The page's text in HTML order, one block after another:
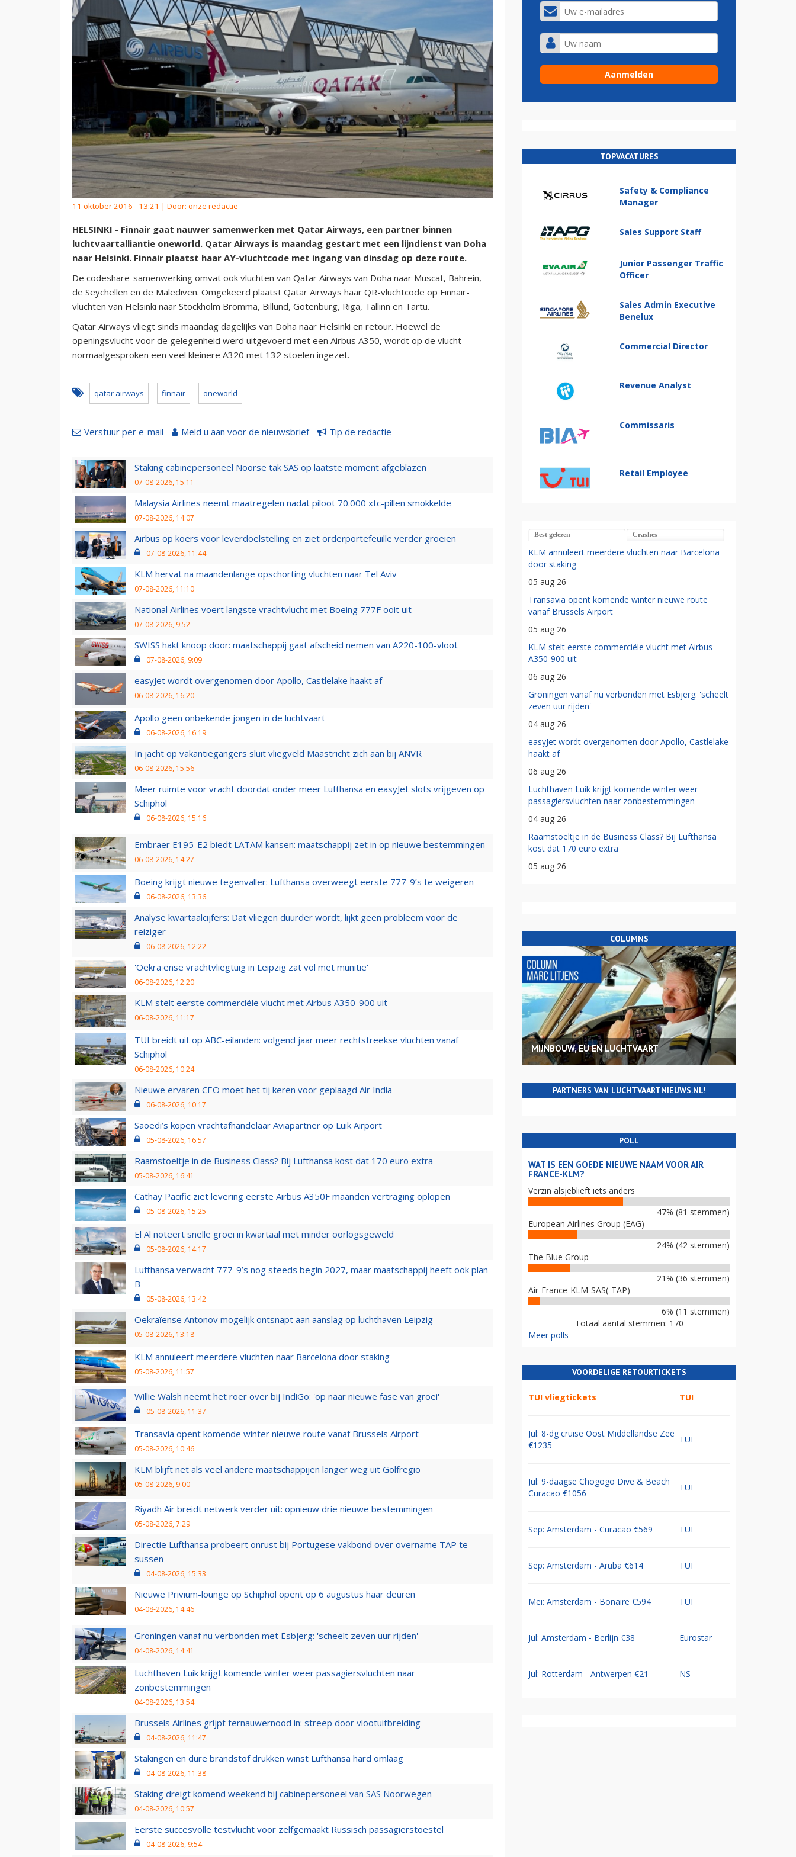
11 oktober 2016 - 13:21 | Door: onze redactie
HELSINKI - Finnair gaat nauwer samenwerken met Qatar Airways, een partner binnen
luchtvaartalliantie oneworld. Qatar Airways is maandag gestart met een lijndienst van Doha
naar Helsinki. Finnair plaatst haar AY-vluchtcode met ingang van dinsdag op deze route.
De codeshare-samenwerking omvat ook vluchten van Qatar Airways van Doha naar Muscat, Bahrein,
de Seychellen en de Malediven. Omgekeerd plaatst Qatar Airways haar QR-vluchtcode op Finnair-
vluchten van Helsinki naar Stockholm Bromma, Billund, Gotenburg, Riga, Tallinn en Tartu.
Qatar Airways vliegt sinds maandag dagelijks van Doha naar Helsinki en retour. Hoewel de
openingsvlucht voor de gelegenheid werd uitgevoerd met een Airbus A350, wordt op de vlucht
normaalgesproken een veel kleinere A320 met 132 stoelen ingezet.
qatar airways finnair oneworld
Verstuur per e-mail Meld u aan voor de nieuwsbrief Tip de redactie
Staking cabinepersoneel Noorse tak SAS op laatste moment afgeblazen
07-08-2026, 15:11
Malaysia Airlines neemt maatregelen nadat piloot 70.000 xtc-pillen smokkelde
07-08-2026, 14:07
Airbus op koers voor leverdoelstelling en ziet orderportefeuille verder groeien
07-08-2026, 11:44
KLM hervat na maandenlange opschorting vluchten naar Tel Aviv
07-08-2026, 11:10
National Airlines voert langste vrachtvlucht met Boeing 777F ooit uit
07-08-2026, 9:52
SWISS hakt knoop door: maatschappij gaat afscheid nemen van A220-100-vloot
07-08-2026, 9:09
easyJet wordt overgenomen door Apollo, Castlelake haakt af
06-08-2026, 16:20
Apollo geen onbekende jongen in de luchtvaart
06-08-2026, 16:19
In jacht op vakantiegangers sluit vliegveld Maastricht zich aan bij ANVR
06-08-2026, 15:56
Meer ruimte voor vracht doordat onder meer Lufthansa en easyJet slots vrijgeven op
Schiphol
06-08-2026, 15:16
Embraer E195-E2 biedt LATAM kansen: maatschappij zet in op nieuwe bestemmingen
06-08-2026, 14:27
Boeing krijgt nieuwe tegenvaller: Lufthansa overweegt eerste 777-9’s te weigeren
06-08-2026, 13:36
Analyse kwartaalcijfers: Dat vliegen duurder wordt, lijkt geen probleem voor de
reiziger
06-08-2026, 12:22
'Oekraïense vrachtvliegtuig in Leipzig zat vol met munitie'
06-08-2026, 12:20
KLM stelt eerste commerciële vlucht met Airbus A350-900 uit
06-08-2026, 11:17
TUI breidt uit op ABC-eilanden: volgend jaar meer rechtstreekse vluchten vanaf
Schiphol
06-08-2026, 10:24
Nieuwe ervaren CEO moet het tij keren voor geplaagd Air India
06-08-2026, 10:17
Saoedi’s kopen vrachtafhandelaar Aviapartner op Luik Airport
05-08-2026, 16:57
Raamstoeltje in de Business Class? Bij Lufthansa kost dat 170 euro extra
05-08-2026, 16:41
Cathay Pacific ziet levering eerste Airbus A350F maanden vertraging oplopen
05-08-2026, 15:25
El Al noteert snelle groei in kwartaal met minder oorlogsgeweld
05-08-2026, 14:17
Lufthansa verwacht 777-9’s nog steeds begin 2027, maar maatschappij heeft ook plan
B
05-08-2026, 13:42
Oekraïense Antonov mogelijk ontsnapt aan aanslag op luchthaven Leipzig
05-08-2026, 13:18
KLM annuleert meerdere vluchten naar Barcelona door staking
05-08-2026, 11:57
Willie Walsh neemt het roer over bij IndiGo: 'op naar nieuwe fase van groei'
05-08-2026, 11:37
Transavia opent komende winter nieuwe route vanaf Brussels Airport
05-08-2026, 10:46
KLM blijft net als veel andere maatschappijen langer weg uit Golfregio
05-08-2026, 9:00
Riyadh Air breidt netwerk verder uit: opnieuw drie nieuwe bestemmingen
05-08-2026, 7:29
Directie Lufthansa probeert onrust bij Portugese vakbond over overname TAP te
sussen
04-08-2026, 15:33
Nieuwe Privium-lounge op Schiphol opent op 6 augustus haar deuren
04-08-2026, 14:46
Groningen vanaf nu verbonden met Esbjerg: 'scheelt zeven uur rijden'
04-08-2026, 14:41
Luchthaven Luik krijgt komende winter weer passagiersvluchten naar
zonbestemmingen
04-08-2026, 13:54
Brussels Airlines grijpt ternauwernood in: streep door vlootuitbreiding
04-08-2026, 11:47
Stakingen en dure brandstof drukken winst Lufthansa hard omlaag
04-08-2026, 11:38
Staking dreigt komend weekend bij cabinepersoneel van SAS Noorwegen
04-08-2026, 10:57
Eerste succesvolle testvlucht voor zelfgemaakt Russisch passagierstoestel
04-08-2026, 9:54
TOPVACATURES
Safety & Compliance
Manager
Sales Support Staff
Junior Passenger Traffic
Officer
Sales Admin Executive
Benelux
Commercial Director
Revenue Analyst
Commissaris
Retail Employee
Best gelezen Crashes
KLM annuleert meerdere vluchten naar Barcelona
door staking
05 aug 26
Transavia opent komende winter nieuwe route
vanaf Brussels Airport
05 aug 26
KLM stelt eerste commerciële vlucht met Airbus
A350-900 uit
06 aug 26
Groningen vanaf nu verbonden met Esbjerg: 'scheelt
zeven uur rijden'
04 aug 26
easyJet wordt overgenomen door Apollo, Castlelake
haakt af
06 aug 26
Luchthaven Luik krijgt komende winter weer
passagiersvluchten naar zonbestemmingen
04 aug 26
Raamstoeltje in de Business Class? Bij Lufthansa
kost dat 170 euro extra
05 aug 26
COLUMNS
MIJNBOUW, EU EN LUCHTVAART
PARTNERS VAN LUCHTVAARTNIEUWS.NL!
POLL
WAT IS EEN GOEDE NIEUWE NAAM VOOR AIR
FRANCE-KLM?
Verzin alsjeblieft iets anders
47% (81 stemmen)
European Airlines Group (EAG)
24% (42 stemmen)
The Blue Group
21% (36 stemmen)
Air-France-KLM-SAS(-TAP)
6% (11 stemmen)
Totaal aantal stemmen: 170
Meer polls
VOORDELIGE RETOURTICKETS
TUI vliegtickets TUI
Jul: 8-dg cruise Oost Middellandse Zee
€1235
TUI
Jul: 9-daagse Chogogo Dive & Beach
Curacao €1056
TUI
Sep: Amsterdam - Curacao €569 TUI
Sep: Amsterdam - Aruba €614 TUI
Mei: Amsterdam - Bonaire €594 TUI
Jul: Amsterdam - Berlijn €38 Eurostar
Jul: Rotterdam - Antwerpen €21 NS